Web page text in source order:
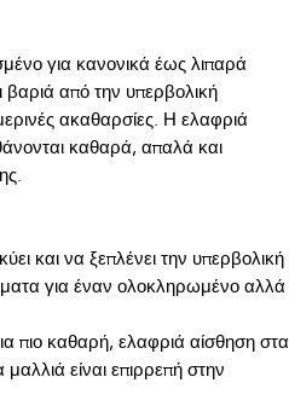
για κανονικά έως λιπαρά
βαριά από την υπερβολική
ακαθαρσίες. Η ελαφριά
καθαρά, απαλά και
και να ξεπλένει την υπερβολική
για έναν ολοκληρωμένο αλλά
πιο καθαρή, ελαφριά αίσθηση στα
είναι επιρρεπή στην